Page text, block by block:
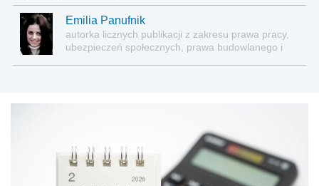
Emilia Panufnik
autorka licznych publikacji z zakresu prawa pracy,
ubezpieczeń społecznych, prawa budowlanego i